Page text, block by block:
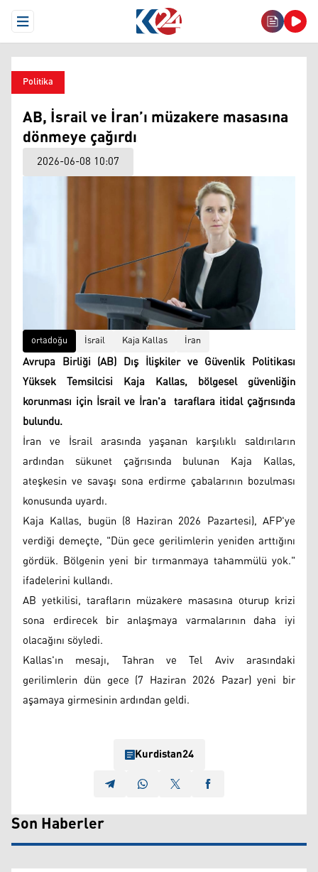
Open Menu
Politika
AB, İsrail ve İran’ı müzakere masasına
dönmeye çağırdı
2026-06-08 10:07
ortadoğu İsrail Kaja Kallas İran
Avrupa Birliği (AB) Dış İlişkiler ve Güvenlik Politikası
Yüksek Temsilcisi Kaja Kallas, bölgesel güvenliğin
korunması için İsrail ve İran'a taraflara itidal çağrısında
bulundu.
İran ve İsrail arasında yaşanan karşılıklı saldırıların
ardından sükunet çağrısında bulunan Kaja Kallas,
ateşkesin ve savaşı sona erdirme çabalarının bozulması
konusunda uyardı.
Kaja Kallas, bugün (8 Haziran 2026 Pazartesi), AFP'ye
verdiği demeçte, "Dün gece gerilimlerin yeniden arttığını
gördük. Bölgenin yeni bir tırmanmaya tahammülü yok."
ifadelerini kullandı.
AB yetkilisi, tarafların müzakere masasına oturup krizi
sona erdirecek bir anlaşmaya varmalarının daha iyi
olacağını söyledi.
Kallas'ın mesajı, Tahran ve Tel Aviv arasındaki
gerilimlerin dün gece (7 Haziran 2026 Pazar) yeni bir
aşamaya girmesinin ardından geldi.
Kurdistan24
Son Haberler